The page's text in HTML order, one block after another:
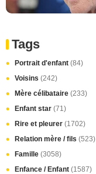
Tags
Portrait d'enfant (84)
Voisins (242)
Mère célibataire (233)
Enfant star (71)
Rire et pleurer (1702)
Relation mère / fils (523)
Famille (3058)
Enfance / Enfant (1587)